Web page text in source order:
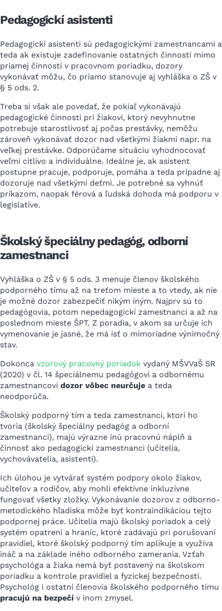
Pedagogickí asistenti
Pedagogickí asistenti sú pedagogickými zamestnancami a
teda ak existuje zadefinovanie ostatných činností mimo
priamej činností v pracovnom poriadku, dozory
vykonávať môžu, čo priamo stanovuje aj vyhláška o ZŠ v
§ 5 ods. 2.
Treba si však ale povedať, že pokiaľ vykonávajú
pedagogické činnosti pri žiakovi, ktorý nevyhnutne
potrebuje starostlivosť aj počas prestávky, nemôžu
zároveň vykonávať dozor nad všetkými žiakmi napr. na
veľkej prestávke. Odporúčame situáciu vyhodnocovať
veľmi citlivo a individuálne. Ideálne je, ak asistent
postupne pracuje, podporuje, pomáha a teda prípadne aj
dozoruje nad všetkými deťmi. Je potrebné sa vyhnúť
príkazom, naopak férová a ľudská dohoda má podporu v
legislatíve.
Školský špeciálny pedagóg, odborní
zamestnanci
Vyhláška o ZŠ v § 5 ods. 3 menuje členov školského
podporného tímu až na treťom mieste a to vtedy, ak nie
je možné dozor zabezpečiť nikým iným. Najprv sú to
pedagógovia, potom nepedagogickí zamestnanci a až na
poslednom mieste ŠPT. Z poradia, v akom sa určuje ich
vymenovanie je jasné, že má ísť o mimoriadne výnimočný
stav.
Dokonca vzorový pracovný poriadok vydaný MŠVVaŠ SR
(2020) v čl. 14 špeciálnemu pedagógovi a odbornému
zamestnancovi dozor vôbec neurčuje a teda
neodporúča.
Školský podporný tím a teda zamestnanci, ktorí ho
tvoria (školský špeciálny pedagóg a odborní
zamestnanci), majú výrazne inú pracovnú náplň a
činnosť ako pedagogickí zamestnanci (učitelia,
vychovávatelia, asistenti).
Ich úlohou je vytvárať systém podpory okolo žiakov,
učiteľov a rodičov, aby mohli efektívne inkluzívne
fungovať všetky zložky. Vykonávanie dozorov z odborno-
metodického hľadiska môže byť kontraindikáciou tejto
podpornej práce. Učitelia majú školský poriadok a celý
systém opatrení a hraníc, ktoré zadávajú pri porušovaní
pravidiel, ktoré školský podporný tím aplikuje a využíva
ináč a na základe iného odborného zamerania. Vzťah
psychológa a žiaka nemá byť postavený na školskom
poriadku a kontrole pravidiel a fyzickej bezpečnosti.
Psychológ i ostatní členovia školského podporného tímu
pracujú na bezpečí v inom zmysel.